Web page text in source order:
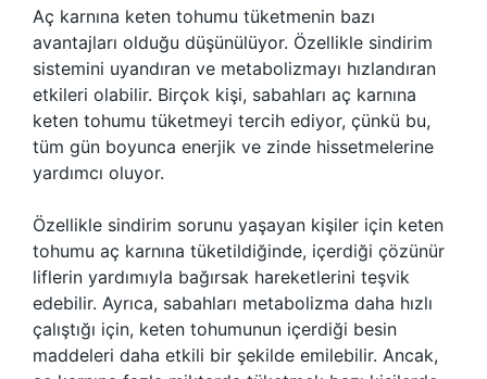
Aç karnına keten tohumu tüketmenin bazı
avantajları olduğu düşünülüyor. Özellikle sindirim
sistemini uyandıran ve metabolizmayı hızlandıran
etkileri olabilir. Birçok kişi, sabahları aç karnına
keten tohumu tüketmeyi tercih ediyor, çünkü bu,
tüm gün boyunca enerjik ve zinde hissetmelerine
yardımcı oluyor.
Özellikle sindirim sorunu yaşayan kişiler için keten
tohumu aç karnına tüketildiğinde, içerdiği çözünür
liflerin yardımıyla bağırsak hareketlerini teşvik
edebilir. Ayrıca, sabahları metabolizma daha hızlı
çalıştığı için, keten tohumunun içerdiği besin
maddeleri daha etkili bir şekilde emilebilir. Ancak,